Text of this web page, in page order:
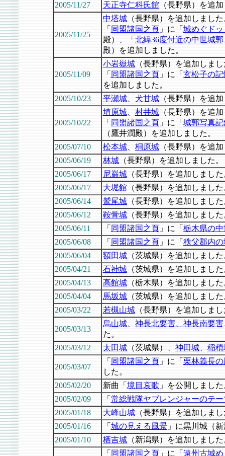
2005/11/27
天正寺仁科氏館（長野県）を追
2005/11/25
中塔城（長野県）を追加しました
「 同盟諸国之頁」に「 城めぐド
殿）、「 北緯36度付近の中世城郭
殿）を追加しました。
2005/11/09
小岩嶽城（長野県）を追加しまし
「 同盟諸国之頁」に「 玄松子の記
を追加しました。
2005/10/23
平瀬城、 犬甘城（長野県）を追
2005/10/22
埴原城、 村井城（長野県）を追
「 同盟諸国之頁」に「 城郭写真記
（鷹井潤殿）を追加しました。
2005/07/10
松本城、 桐原城（長野県）を追
2005/06/19
林城（長野県）を追加しました。
2005/06/17
尼巌城（長野県）を追加しました
2005/06/17
大堀館（長野県）を追加しました
2005/06/14
鷲尾城（長野県）を追加しました
2005/06/12
鞍骨城（長野県）を追加しました
2005/06/11
「 同盟諸国之頁」に「 栃木県の
2005/06/08
「 同盟諸国之頁」に「 秩父郡内の
2005/06/04
額田城（茨城県）を追加しました
2005/04/21
石神城（茨城県）を追加しました
2005/04/13
高館城（栃木県）を追加しました
2005/04/04
馬坂城（茨城県）を追加しました
2005/03/22
若槻山城（長野県）を追加しまし
2005/03/13
烏山城、 神長北要害、神長南要害
た。
2005/03/12
太田城（茨城県）、 神田城、 稲積
2005/03/07
「 同盟諸国之頁」に「 栗林義長の
した。
2005/02/20
新曲「 境目哀歌 」を公開しました
2005/02/09
「 常総戦隊ヤブレンジャーのテー
2005/01/18
大峰山城（長野県）を追加しまし
2005/01/16
「 城の見える風景」に黒川城（
2005/01/10
栖吉城（新潟県）を追加しまし
「 同盟諸国之頁」に「 遠州古城め